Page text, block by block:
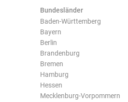
Bundesländer
Baden-Württemberg
Bayern
Berlin
Brandenburg
Bremen
Hamburg
Hessen
Mecklenburg-Vorpommern